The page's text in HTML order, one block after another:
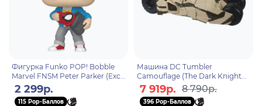
Фигурка Funko POP! Bobble
Marvel FNSM Peter Parker (Exc)
(1531) 87225
2 299р.
115 Pop-Баллов
Машина DC Tumbler
Camouflage (The Dark Knight
Rises)(Gold Label) 45 см
787926172966
7 919р. 8 790р.
396 Pop-Баллов